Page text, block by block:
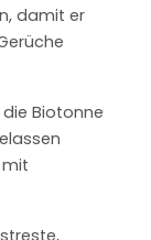
damit er
Biotonne